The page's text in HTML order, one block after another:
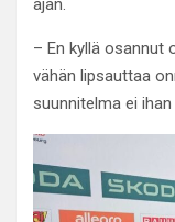
ajan.
– En kyllä osannut
vähän lipsauttaa
suunnitelma ei